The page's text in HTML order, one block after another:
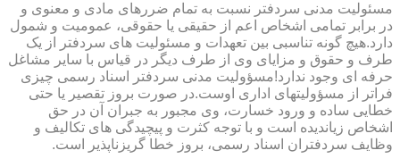
مسئولیت مدنی سردفتر نسبت به تمام ضررهای مادی و معنوی و
در برابر تمامی اشخاص اعم از حقیقی یا حقوقی، عمومیت و شمول
دارد.هیچ گونه تناسبی بین تعهدات و مسئولیت های سردفتر از یک
طرف و حقوق و مزایای وی از طرف دیگر در قیاس با سایر مشاغل
حرفه ای وجود ندارد!مسؤولیت مدنی سردفتر اسناد رسمی چیزی
فراتر از مسؤولیتهای اداری اوست.در صورت بروز تقصیر یا حتی
خطایی ساده و ورود خسارت، وی مجبور به جبران آن در حق
اشخاص زیاندیده است و با توجه کثرت و پیچیدگی های تکالیف و
وظایف سردفتران اسناد رسمی، بروز خطا گریزناپذیر است.